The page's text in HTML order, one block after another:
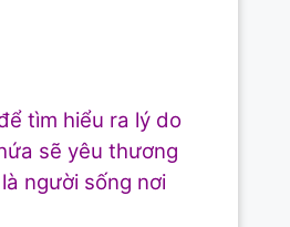
tìm hiểu ra lý do
sẽ yêu thương
người sống nơi